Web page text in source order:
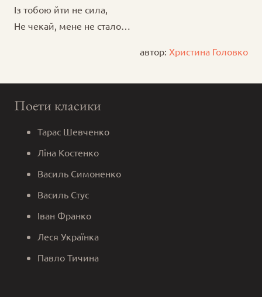
Із тобою йти не сила,
Не чекай, мене не стало…
автор: Христина Головко
Поети класики
Тарас Шевченко
Ліна Костенко
Василь Симоненко
Василь Стус
Іван Франко
Леся Українка
Павло Тичина